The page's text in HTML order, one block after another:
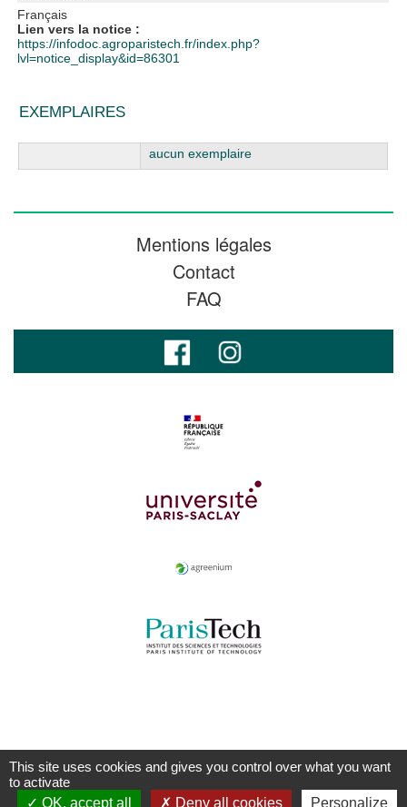
Français
Lien vers la notice :
https://infodoc.agroparistech.fr/index.php?
lvl=notice_display&id=86301
EXEMPLAIRES
aucun exemplaire
Mentions légales
Contact
FAQ
This site uses cookies and gives you control over what you want
to activate
OK, accept all
Deny all cookies Personalize